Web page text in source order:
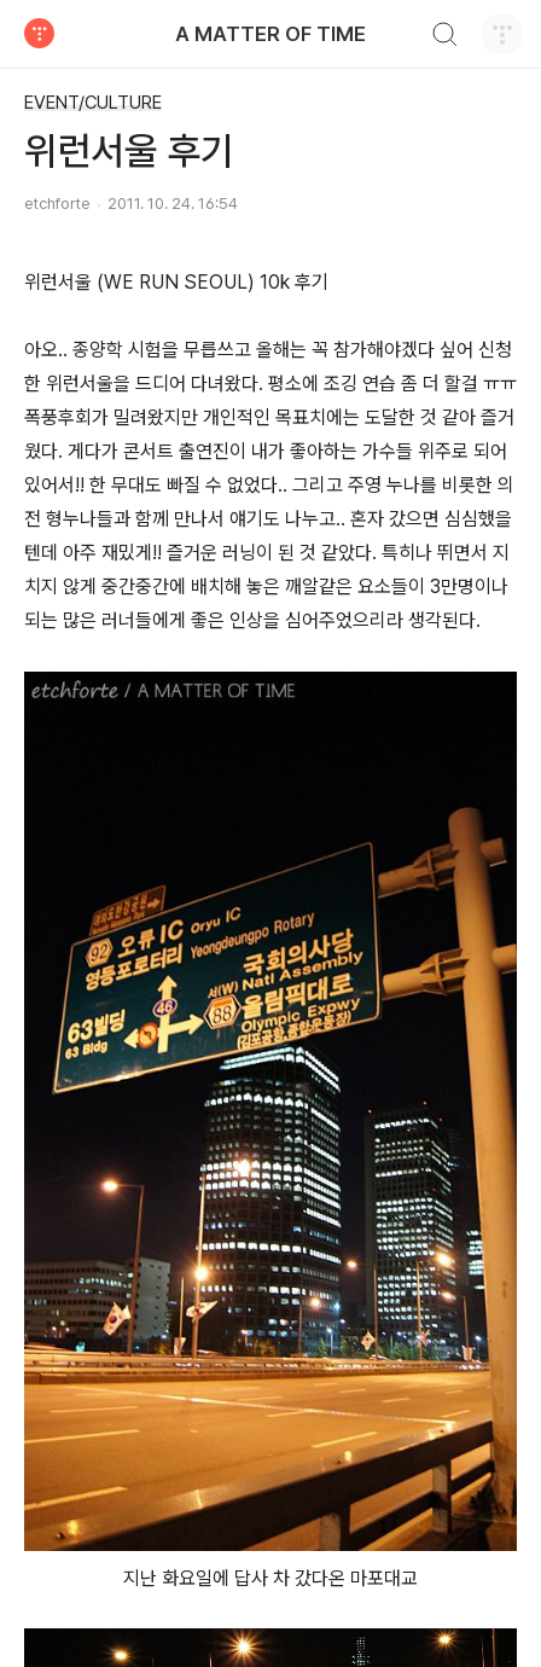
A MATTER OF TIME
EVENT/CULTURE
위런서울 후기
etchforte 2011. 10. 24. 16:54
위런서울 (WE RUN SEOUL) 10k 후기
아오.. 종양학 시험을 무릅쓰고 올해는 꼭 참가해야겠다 싶어 신청
한 위런서울을 드디어 다녀왔다. 평소에 조깅 연습 좀 더 할걸 ㅠㅠ
폭풍후회가 밀려왔지만 개인적인 목표치에는 도달한 것 같아 즐거
웠다. 게다가 콘서트 출연진이 내가 좋아하는 가수들 위주로 되어
있어서!! 한 무대도 빠질 수 없었다.. 그리고 주영 누나를 비롯한 의
전 형누나들과 함께 만나서 얘기도 나누고.. 혼자 갔으면 심심했을
텐데 아주 재밌게!! 즐거운 러닝이 된 것 같았다. 특히나 뛰면서 지
치지 않게 중간중간에 배치해 놓은 깨알같은 요소들이 3만명이나
되는 많은 러너들에게 좋은 인상을 심어주었으리라 생각된다.
지난 화요일에 답사 차 갔다온 마포대교